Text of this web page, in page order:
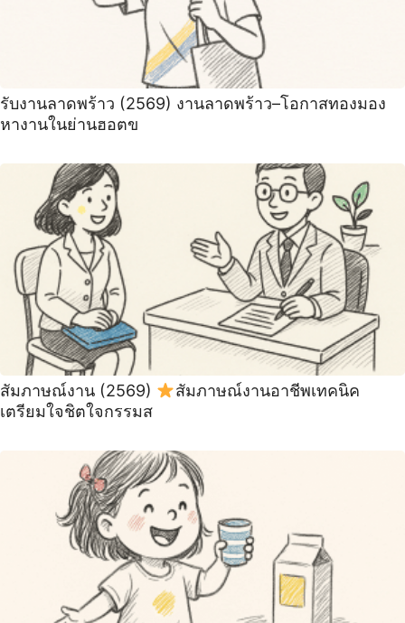
รับงานลาดพร้าว (2569) งานลาดพร้าว–โอกาสทองมอง
หางานในย่านฮอตข
สัมภาษณ์งาน (2569)
สัมภาษณ์งานอาชีพเทคนิค
เตรียมใจชิตใจกรรมส